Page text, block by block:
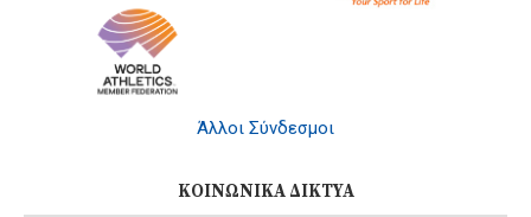
Άλλοι Σύνδεσμοι
ΚΟΙΝΩΝΙΚΆ ΔΊΚΤΥΑ